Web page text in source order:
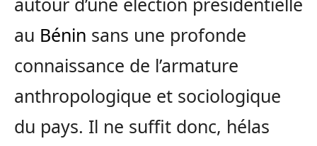
au Bénin sans une profonde
connaissance de l’armature
anthropologique et sociologique
du pays. Il ne suffit donc, hélas